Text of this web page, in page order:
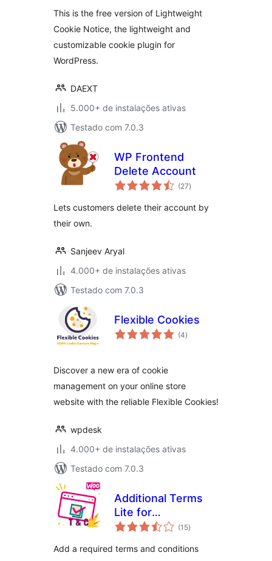
This is the free version of Lightweight
Cookie Notice, the lightweight and
customizable cookie plugin for
WordPress.
DAEXT
5.000+ de instalações ativas
Testado com 7.0.3
WP Frontend
Delete Account
(27total
de
)
Lets customers delete their account by
their own.
Sanjeev Aryal
4.000+ de instalações ativas
Testado com 7.0.3
Flexible Cookies
(4total
de
)
Discover a new era of cookie
management on your online store
website with the reliable Flexible Cookies!
wpdesk
4.000+ de instalações ativas
Testado com 7.0.3
Additional Terms
Lite for
WooCommerce
(15total
de
)
Add a required terms and conditions